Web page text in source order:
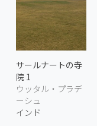
サールナートの寺
院 1
ウッタル・プラデ
ーシュ
インド